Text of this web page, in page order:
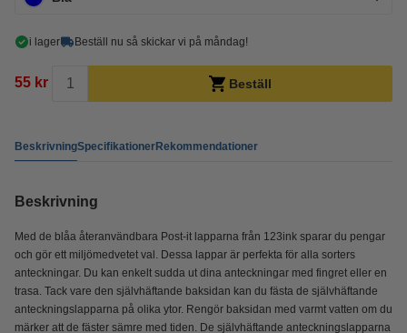
i lager Beställ nu så skickar vi på måndag!
55 kr Beställ
BeskrivningSpecifikationerRekommendationer
Beskrivning
Med de blåa återanvändbara Post-it lapparna från 123ink sparar du pengar
och gör ett miljömedvetet val. Dessa lappar är perfekta för alla sorters
anteckningar. Du kan enkelt sudda ut dina anteckningar med fingret eller en
trasa. Tack vare den självhäftande baksidan kan du fästa de självhäftande
anteckningslapparna på olika ytor. Rengör baksidan med varmt vatten om du
märker att de fäster sämre med tiden. De självhäftande anteckningslapparna